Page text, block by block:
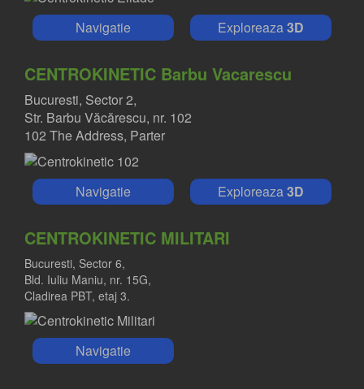
Navigatie Exploreaza3D
CENTROKINETIC Barbu Vacarescu
Bucuresti, Sector 2,
Str. Barbu Văcărescu, nr. 102
102 The Address, Parter
Navigatie Exploreaza3D
CENTROKINETIC MILITARI
Bucuresti, Sector 6,
Bld. Iuliu Maniu, nr. 15G,
Cladirea PBT, etaj 3.
Navigatie